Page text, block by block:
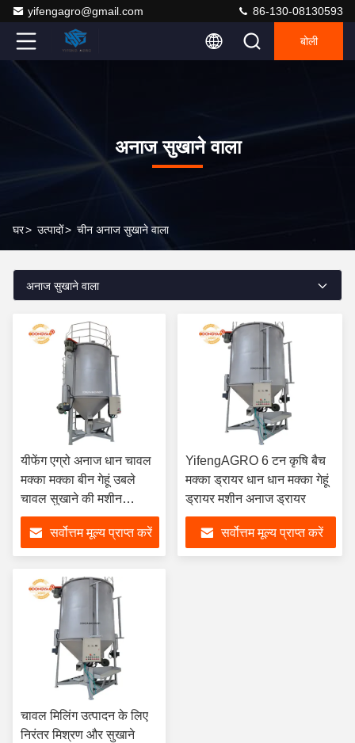
yifengagro@gmail.com 86-130-08130593
बोली
अनाज सुखाने वाला
घर> उत्पादों> चीन अनाज सुखाने वाला
अनाज सुखाने वाला
यीफेंग एग्रो अनाज धान चावल
मक्का मक्का बीन गेहूं उबले
चावल सुखाने की मशीन
इलेक्ट्रिक प्रकार
सर्वोत्तम मूल्य प्राप्त करें
YifengAGRO 6 टन कृषि बैच
मक्का ड्रायर धान धान मक्का गेहूं
ड्रायर मशीन अनाज ड्रायर
सर्वोत्तम मूल्य प्राप्त करें
चावल मिलिंग उत्पादन के लिए
निरंतर मिश्रण और सुखाने